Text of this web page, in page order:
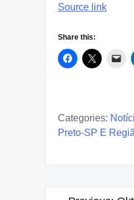
Source link
Share this:
Categories:
Preto-SP E
Post